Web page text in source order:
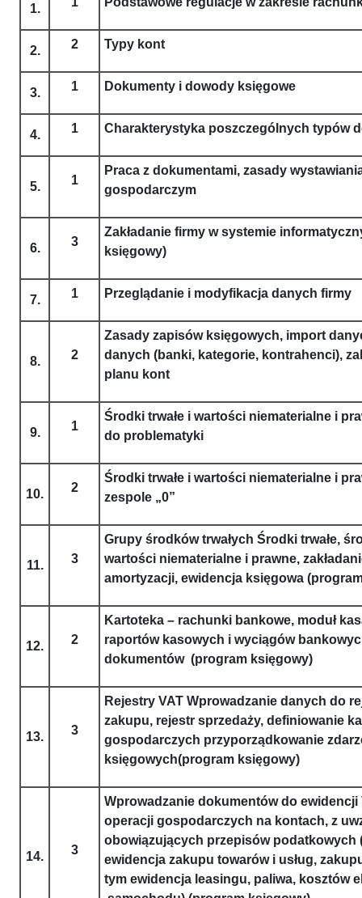
1.
2. 2 Typy kont
3. 1 Dokumenty i dowody księgowe
4. 1 Charakterystyka poszczególnych typów
5. 1
Praca z dokumentami, zasady
gospodarczym
6. 3
Zakładanie firmy w systemie
księgowy)
7. 1 Przeglądanie i modyfikacja danych firmy
8. 2
Zasady zapisów księgowych, import
danych (banki, kategorie, kontrahenci),
planu kont
9. 1
Środki trwałe i wartości niematerialne i
do problematyki
10. 2
Środki trwałe i wartości niematerialne i
zespole „0”
11. 3
Grupy środków trwałych Środki trwałe,
wartości niematerialne i prawne,
amortyzacji, ewidencja księgowa
12. 2
Kartoteka – rachunki bankowe, moduł
raportów kasowych i wyciągów
dokumentów (program księgowy)
13. 3
Rejestry VAT Wprowadzanie danych do
zakupu, rejestr sprzedaży, definiowanie
gospodarczych przyporządkowanie
księgowych(program księgowy)
14. 3
Wprowadzanie dokumentów do ewidencji
operacji gospodarczych na kontach, z
obowiązujących przepisów podatkowych
ewidencja zakupu towarów i usług,
tym ewidencja leasingu, paliwa, kosztów